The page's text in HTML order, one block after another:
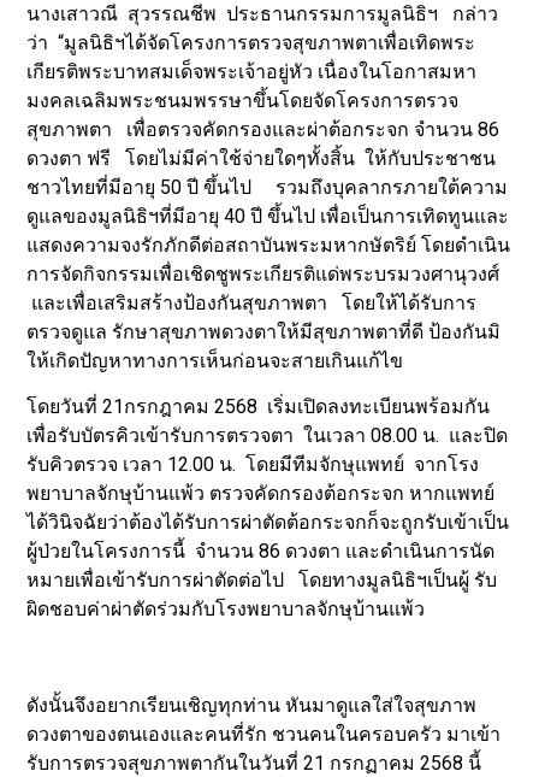
นางเสาวณี สุวรรณชีพ ประธานกรรมการมูลนิธิฯ กล่าว
ว่า “มูลนิธิฯได้จัดโครงการตรวจสุขภาพตาเพื่อเทิดพระ
เกียรติพระบาทสมเด็จพระเจ้าอยู่หัว เนื่องในโอกาสมหา
มงคลเฉลิมพระชนมพรรษาขึ้นโดยจัดโครงการตรวจ
สุขภาพตา เพื่อตรวจคัดกรองและผ่าต้อกระจก จำนวน 86
ดวงตา ฟรี โดยไม่มีค่าใช้จ่ายใดๆทั้งสิ้น ให้กับประชาชน
ชาวไทยที่มีอายุ 50 ปี ขึ้นไป รวมถึงบุคลากรภายใต้ความ
ดูแลของมูลนิธิฯที่มีอายุ 40 ปี ขึ้นไป เพื่อเป็นการเทิดทูนและ
แสดงความจงรักภักดีต่อสถาบันพระมหากษัตริย์ โดยดำเนิน
การจัดกิจกรรมเพื่อเชิดชูพระเกียรติแด่พระบรมวงศานุวงศ์
และเพื่อเสริมสร้างป้องกันสุขภาพตา โดยให้ได้รับการ
ตรวจดูแล รักษาสุขภาพดวงตาให้มีสุขภาพตาที่ดี ป้องกันมิ
ให้เกิดปัญหาทางการเห็นก่อนจะสายเกินแก้ไข
โดยวันที่ 21กรกฎาคม 2568 เริ่มเปิดลงทะเบียนพร้อมกัน
เพื่อรับบัตรคิวเข้ารับการตรวจตา ในเวลา 08.00 น. และปิด
รับคิวตรวจ เวลา 12.00 น. โดยมีทีมจักษุแพทย์ จากโรง
พยาบาลจักษุบ้านแพ้ว ตรวจคัดกรองต้อกระจก หากแพทย์
ได้วินิจฉัยว่าต้องได้รับการผ่าตัดต้อกระจกก็จะถูกรับเข้าเป็น
ผู้ป่วยในโครงการนี้ จำนวน 86 ดวงตา และดำเนินการนัด
หมายเพื่อเข้ารับการผ่าตัดต่อไป โดยทางมูลนิธิฯเป็นผู้ รับ
ผิดชอบค่าผ่าตัดร่วมกับโรงพยาบาลจักษุบ้านแพ้ว
ดังนั้นจึงอยากเรียนเชิญทุกท่าน หันมาดูแลใส่ใจสุขภาพ
ดวงตาของตนเองและคนที่รัก ชวนคนในครอบครัว มาเข้า
รับการตรวจสุขภาพตากันในวันที่ 21 กรกฏาคม 2568 นี้